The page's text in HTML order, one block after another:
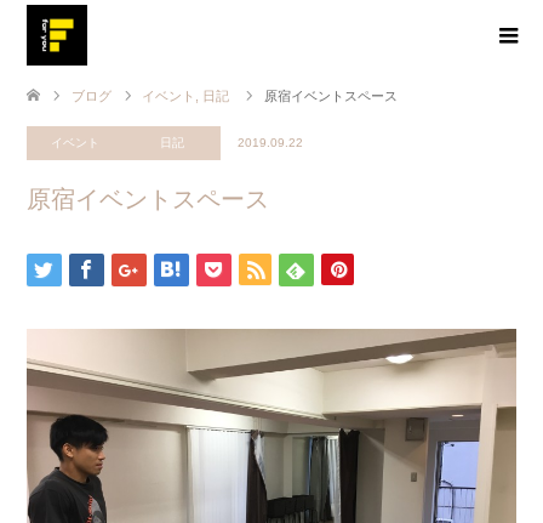
ブログ イベント 日記 原宿イベントスペース
イベント 日記 2019.09.22
原宿イベントスペース